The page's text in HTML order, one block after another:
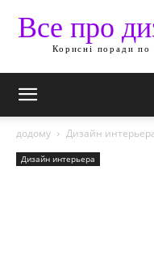
Все про
Корисні поради по
додому Дизайн
Дизайн интерьера